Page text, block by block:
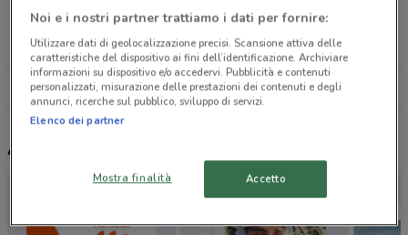
Via Delle Repubbliche Marinare, 2 Napoli
21.9 km
APERTO
Tutti i negozi Smart
Altri volantini nelle vicinanze
Noi e i nostri partner trattiamo i dati per fornire:
Utilizzare dati di geolocalizzazione precisi. Scansione attiva delle
caratteristiche del dispositivo ai fini dell’identificazione. Archiviare
informazioni su dispositivo e/o accedervi. Pubblicità e contenuti
personalizzati, misurazione delle prestazioni dei contenuti e degli
annunci, ricerche sul pubblico, sviluppo di servizi.
Elenco dei partner
Mostra finalità Accetto